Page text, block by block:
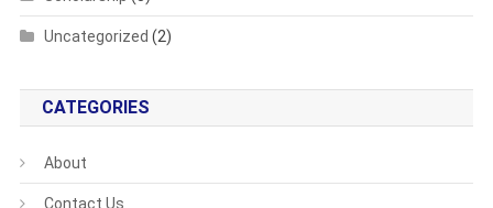
Uncategorized (2)
CATEGORIES
About
Contact Us